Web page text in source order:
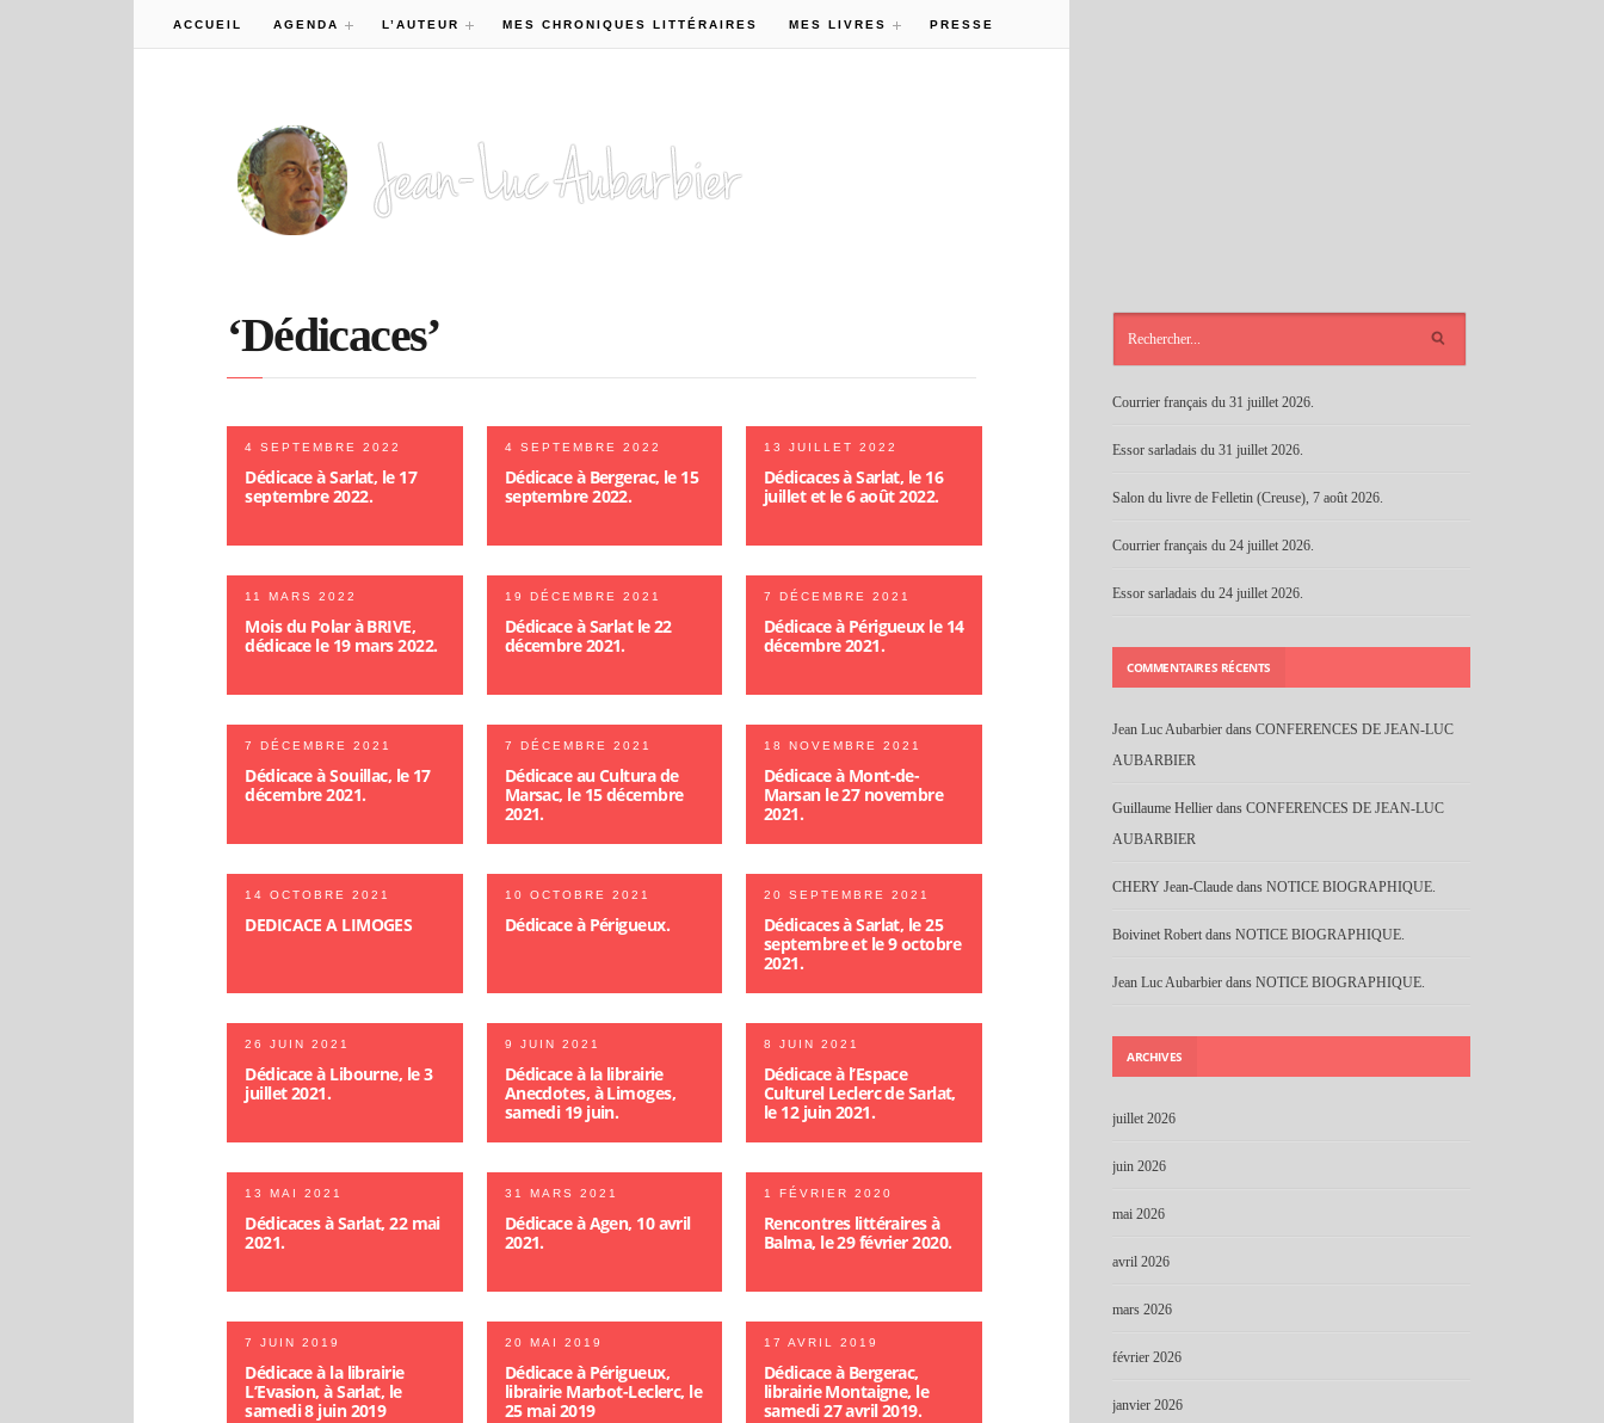
ACCUEIL AGENDA L’AUTEUR MES CHRONIQUES LITTÉRAIRES MES LIVRES PRESSE
‘Dédicaces’
4 SEPTEMBRE 2022
Dédicace à Sarlat, le 17
septembre 2022.
4 SEPTEMBRE 2022
Dédicace à Bergerac, le 15
septembre 2022.
13 JUILLET 2022
Dédicaces à Sarlat, le 16
juillet et le 6 août 2022.
11 MARS 2022
Mois du Polar à BRIVE,
dédicace le 19 mars 2022.
19 DÉCEMBRE 2021
Dédicace à Sarlat le 22
décembre 2021.
7 DÉCEMBRE 2021
Dédicace à Périgueux le 14
décembre 2021.
7 DÉCEMBRE 2021
Dédicace à Souillac, le 17
décembre 2021.
7 DÉCEMBRE 2021
Dédicace au Cultura de
Marsac, le 15 décembre
2021.
18 NOVEMBRE 2021
Dédicace à Mont-de-
Marsan le 27 novembre
2021.
14 OCTOBRE 2021
DEDICACE A LIMOGES
10 OCTOBRE 2021
Dédicace à Périgueux.
20 SEPTEMBRE 2021
Dédicaces à Sarlat, le 25
septembre et le 9 octobre
2021.
26 JUIN 2021
Dédicace à Libourne, le 3
juillet 2021.
9 JUIN 2021
Dédicace à la librairie
Anecdotes, à Limoges,
samedi 19 juin.
8 JUIN 2021
Dédicace à l’Espace
Culturel Leclerc de Sarlat,
le 12 juin 2021.
13 MAI 2021
Dédicaces à Sarlat, 22 mai
2021.
31 MARS 2021
Dédicace à Agen, 10 avril
2021.
1 FÉVRIER 2020
Rencontres littéraires à
Balma, le 29 février 2020.
7 JUIN 2019
Dédicace à la librairie
L’Evasion, à Sarlat, le
samedi 8 juin 2019
20 MAI 2019
Dédicace à Périgueux,
librairie Marbot-Leclerc, le
25 mai 2019
17 AVRIL 2019
Dédicace à Bergerac,
librairie Montaigne, le
samedi 27 avril 2019.
Courrier français du 31 juillet 2026.
Essor sarladais du 31 juillet 2026.
Salon du livre de Felletin (Creuse), 7 août 2026.
Courrier français du 24 juillet 2026.
Essor sarladais du 24 juillet 2026.
COMMENTAIRES RÉCENTS
Jean Luc Aubarbier dans CONFERENCES DE JEAN-LUC
AUBARBIER
Guillaume Hellier dans CONFERENCES DE JEAN-LUC
AUBARBIER
CHERY Jean-Claude dans NOTICE BIOGRAPHIQUE.
Boivinet Robert dans NOTICE BIOGRAPHIQUE.
Jean Luc Aubarbier dans NOTICE BIOGRAPHIQUE.
ARCHIVES
juillet 2026
juin 2026
mai 2026
avril 2026
mars 2026
février 2026
janvier 2026